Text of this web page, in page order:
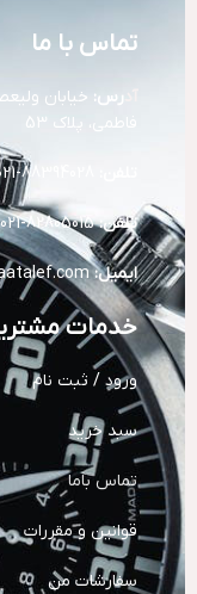
تماس با ما
رس: خیابان
فاطمی، پلاک 53
تلفن:82805015-021
ایمیل:
خدمات
ورود / ثبت نام
سبد خرید
تماس باما
قوانین و مقررات
سفارشات من